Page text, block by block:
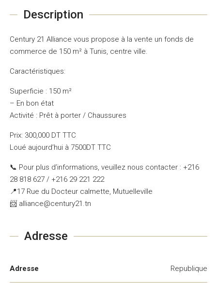
Description
Century 21 Alliance vous propose à la vente un fonds de
commerce de 150 m² à Tunis, centre ville.
Caractéristiques:
Superficie : 150 m²
– En bon état
Activité : Prêt à porter / Chaussures
Prix: 300,000 DT TTC
Loué aujourd’hui à 7500DT TTC
📞 Pour plus d’informations, veuillez nous contacter : +216
28 818 627 / +216 29 221 222
📍17 Rue du Docteur calmette, Mutuelleville
📨 alliance@century21.tn
Adresse
Adresse Republique